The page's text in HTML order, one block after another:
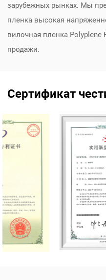
зарубежных рынках. Мы
пленка высокая
вилочная пленка Polyplene
продажи.
Сертификат